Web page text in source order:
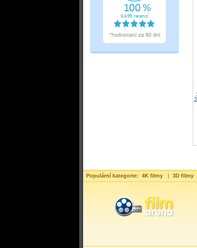
Populární kategorie: 4K filmy | 3D filmy